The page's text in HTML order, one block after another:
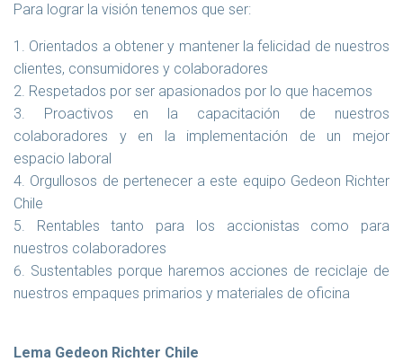
Para lograr la visión tenemos que ser:
Orientados a obtener y mantener la felicidad de nuestros
clientes, consumidores y colaboradores
Respetados por ser apasionados por lo que hacemos
Proactivos en la capacitación de nuestros
colaboradores y en la implementación de un mejor
espacio laboral
Orgullosos de pertenecer a este equipo Gedeon Richter
Chile
Rentables tanto para los accionistas como para
nuestros colaboradores
Sustentables porque haremos acciones de reciclaje de
nuestros empaques primarios y materiales de oficina
Lema Gedeon Richter Chile